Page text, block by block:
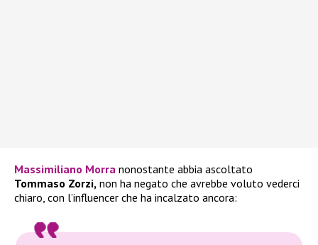
Massimiliano Morra nonostante abbia ascoltato
Tommaso Zorzi, non ha negato che avrebbe voluto vederci
chiaro, con l’influencer che ha incalzato ancora: